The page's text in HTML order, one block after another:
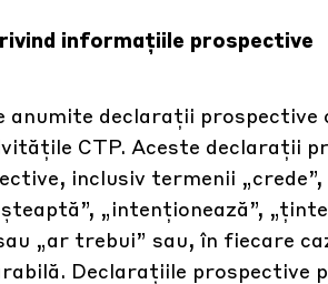
informațiile prospective
anumite declarații
CTP. Aceste declarații
inclusiv termenii
„intenționează”,
„ar trebui” sau, în fiecare
Declarațiile prospective